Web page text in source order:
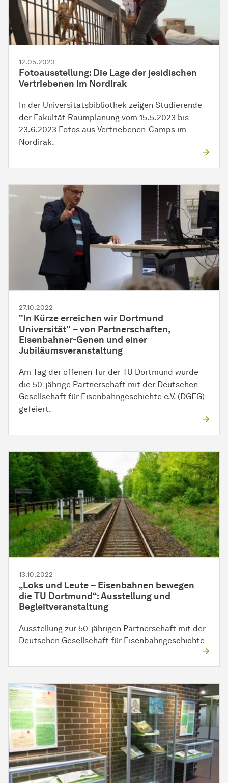
12.05.2023
Fotoausstellung: Die Lage der jesidischen
Vertriebenen im Nordirak
In der Universitätsbibliothek zeigen Studierende
der Fakultät Raumplanung vom 15.5.2023 bis
23.6.2023 Fotos aus Vertriebenen-Camps im
Nordirak.
27.10.2022
"In Kürze erreichen wir Dortmund
Universität" – von Partnerschaften,
Eisenbahner-Genen und einer
Jubiläumsveranstaltung
Am Tag der offenen Tür der TU Dortmund wurde
die 50-jährige Partnerschaft mit der Deutschen
Gesellschaft für Eisenbahngeschichte e.V. (DGEG)
gefeiert.
13.10.2022
„Loks und Leute – Eisenbahnen bewegen
die TU Dortmund“: Ausstellung und
Begleitveranstaltung
Ausstellung zur 50-jährigen Partnerschaft mit der
Deutschen Gesellschaft für Eisenbahngeschichte